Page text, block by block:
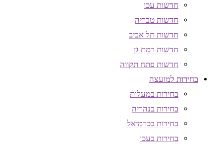
חדשות עכו
חדשות טבריה
חדשות תל אביב
חדשות רמת גן
חדשות פתח תקווה
בחירות למועצה
בחירות במעלות
בחירות בנהריה
בחירות בכרמיאל
בחירות בעכו